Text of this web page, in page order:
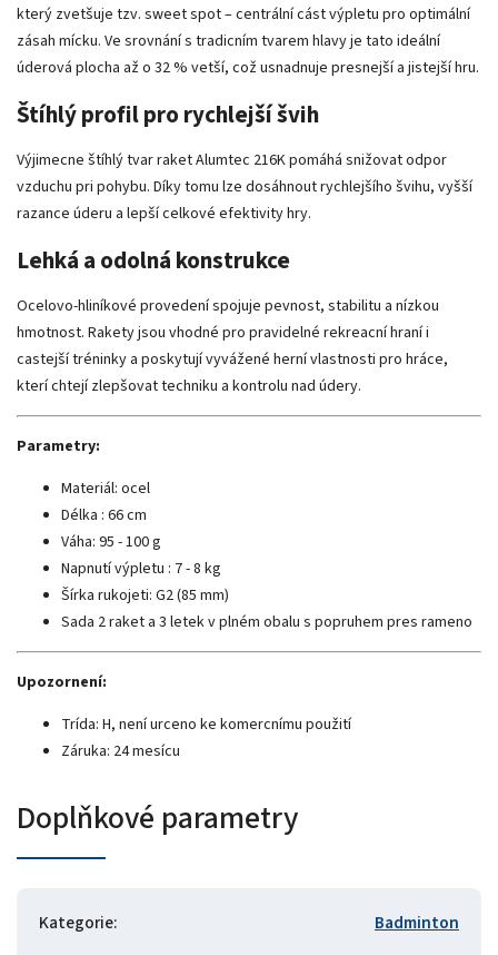
který zvetšuje tzv. sweet spot – centrální cást výpletu pro optimální
zásah mícku. Ve srovnání s tradicním tvarem hlavy je tato ideální
úderová plocha až o 32 % vetší, což usnadnuje presnejší a jistejší hru.
Štíhlý profil pro rychlejší švih
Výjimecne štíhlý tvar raket Alumtec 216K pomáhá snižovat odpor
vzduchu pri pohybu. Díky tomu lze dosáhnout rychlejšího švihu, vyšší
razance úderu a lepší celkové efektivity hry.
Lehká a odolná konstrukce
Ocelovo-hliníkové provedení spojuje pevnost, stabilitu a nízkou
hmotnost. Rakety jsou vhodné pro pravidelné rekreacní hraní i
castejší tréninky a poskytují vyvážené herní vlastnosti pro hráce,
kterí chtejí zlepšovat techniku a kontrolu nad údery.
Parametry:
Materiál: ocel
Délka : 66 cm
Váha: 95 - 100 g
Napnutí výpletu : 7 - 8 kg
Šírka rukojeti: G2 (85 mm)
Sada 2 raket a 3 letek v plném obalu s popruhem pres rameno
Upozornení:
Trída: H, není urceno ke komercnímu použití
Záruka: 24 mesícu
Doplňkové parametry
Kategorie:
Badminton